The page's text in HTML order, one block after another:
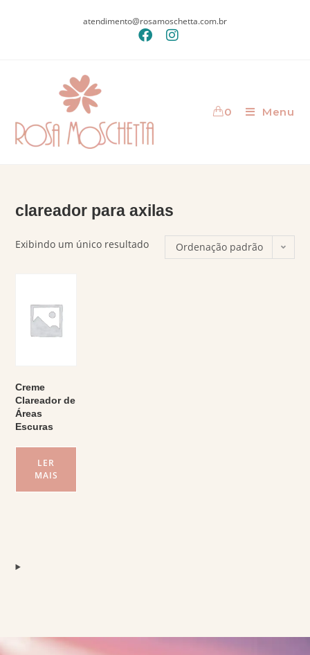
atendimento@rosamoschetta.com.br
0 Menu
clareador para axilas
Exibindo um único resultado Ordenação padrão
Creme
Clareador de
Áreas
Escuras
LER
MAIS